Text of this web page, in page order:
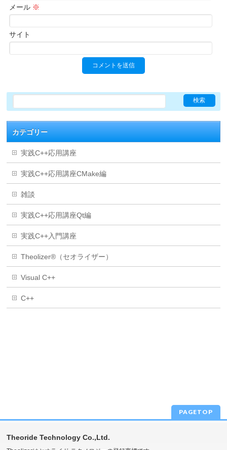
メール ※
サイト
カテゴリー
実践C++応用講座
実践C++応用講座CMake編
雑談
実践C++応用講座Qt編
実践C++入門講座
Theolizer®（セオライザー）
Visual C++
C++
PAGETOP
Theoride Technology Co.,Ltd.